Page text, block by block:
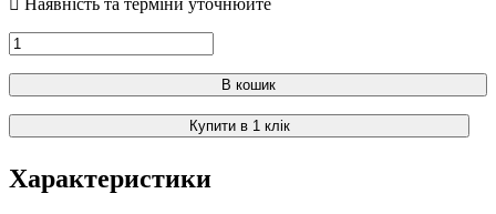
В кошик
Купити в 1 клік
Характеристики